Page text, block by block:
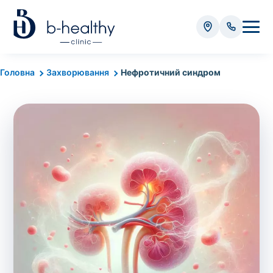
Головна Захворювання Нефротичний синдром
Аналізи
Вартість забору біоматеріалу (крім крові) - від
Всього: 0 грн
Попередній запис на дослідження не
потрібний. Виняток становлять мазки та